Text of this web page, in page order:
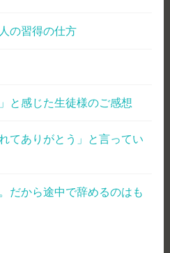
の習得の仕方
と感じた生徒様のご感想
てありがとう」と言ってい
だから途中で辞めるのはも